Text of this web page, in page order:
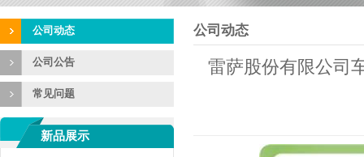
公司动态
公司公告
常见问题
新品展示
公司动态
雷萨股份有限公司